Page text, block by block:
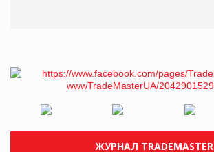
ЖУРНАЛ TRADEMASTER